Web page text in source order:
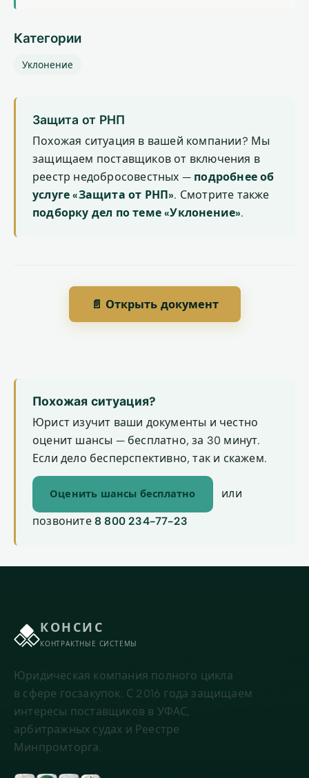
Категории
Уклонение
Защита от РНП
Похожая ситуация в вашей компании? Мы
защищаем поставщиков от включения в
реестр недобросовестных — подробнее об
услуге «Защита от РНП». Смотрите также
подборку дел по теме «Уклонение».
📄 Открыть документ
Похожая ситуация?
Юрист изучит ваши документы и честно
оценит шансы — бесплатно, за 30 минут.
Если дело бесперспективно, так и скажем.
Оценить шансы бесплатно или
позвоните 8 800 234-77-23
КОНСИС
КОНТРАКТНЫЕ СИСТЕМЫ
Юридическая компания полного цикла
в сфере госзакупок. С 2016 года защищаем
интересы поставщиков в УФАС,
арбитражных судах и Реестре
Минпромторга.